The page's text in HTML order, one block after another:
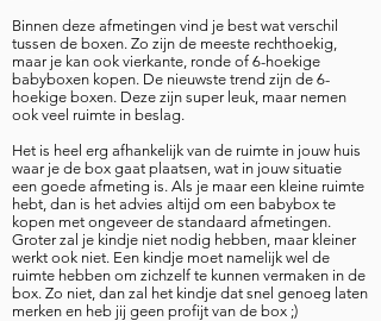
Binnen deze afmetingen vind je best wat verschil
tussen de boxen. Zo zijn de meeste rechthoekig,
maar je kan ook vierkante, ronde of 6-hoekige
babyboxen kopen. De nieuwste trend zijn de 6-
hoekige boxen. Deze zijn super leuk, maar nemen
ook veel ruimte in beslag.
Het is heel erg afhankelijk van de ruimte in jouw huis
waar je de box gaat plaatsen, wat in jouw situatie
een goede afmeting is. Als je maar een kleine ruimte
hebt, dan is het advies altijd om een babybox te
kopen met ongeveer de standaard afmetingen.
Groter zal je kindje niet nodig hebben, maar kleiner
werkt ook niet. Een kindje moet namelijk wel de
ruimte hebben om zichzelf te kunnen vermaken in de
box. Zo niet, dan zal het kindje dat snel genoeg laten
merken en heb jij geen profijt van de box ;)